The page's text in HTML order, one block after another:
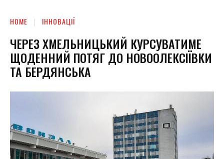
HOME ІННОВАЦІЇ
ЧЕРЕЗ ХМЕЛЬНИЦЬКИЙ КУРСУВАТИМЕ
ЩОДЕННИЙ ПОТЯГ ДО НОВООЛЕКСІЇВКИ
ТА БЕРДЯНСЬКА